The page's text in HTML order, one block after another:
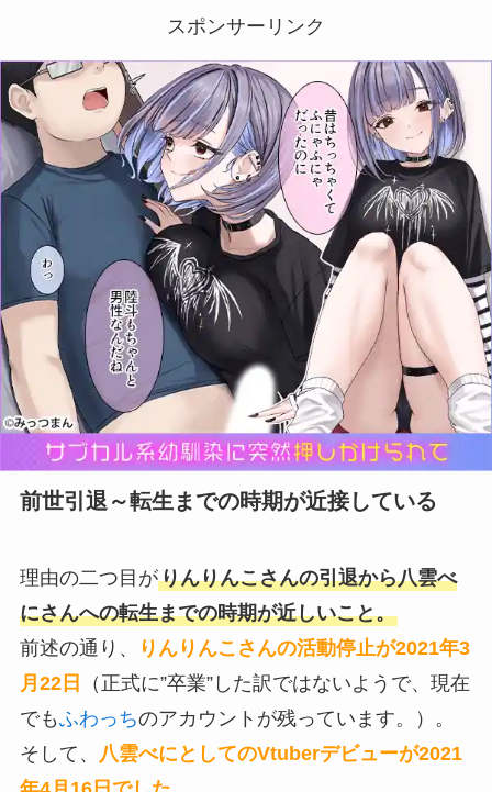
スポンサーリンク
前世引退～転生までの時期が近接している
理由の二つ目がりんりんこさんの引退から八雲べ
にさんへの転生までの時期が近しいこと。
前述の通り、
りんりんこさんの活動停止が2021年3
月22日
（正式に”卒業”した訳ではないようで、現在
でもふわっちのアカウントが残っています。）。
そして、
八雲べにとしてのVtuberデビューが2021